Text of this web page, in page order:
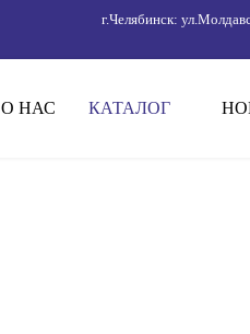
г.Челябинск: ул.Молдавская,16,
О НАС КАТАЛОГ